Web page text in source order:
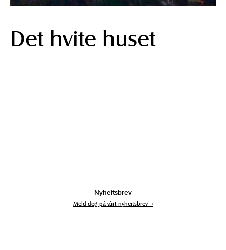
Det hvite huset
Nyheitsbrev
Meld deg på vårt nyheitsbrev →